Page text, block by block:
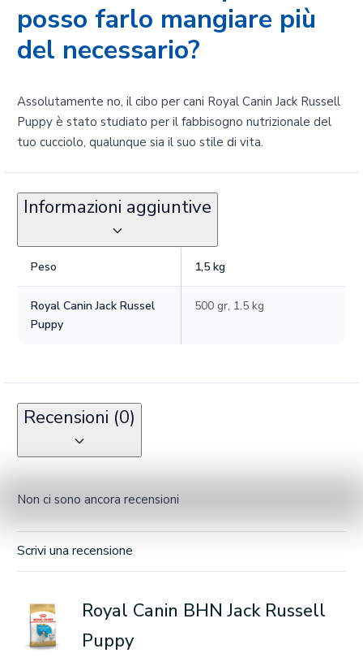
posso farlo mangiare più
del necessario?
Assolutamente no, il cibo per cani Royal Canin Jack Russell
Puppy è stato studiato per il fabbisogno nutrizionale del
tuo cucciolo, qualunque sia il suo stile di vita.
Informazioni aggiuntive
Peso 1,5 kg
Royal Canin Jack Russel
Puppy
500 gr, 1.5 kg
Recensioni (0)
Non ci sono ancora recensioni
Scrivi una recensione
Royal Canin BHN Jack Russell
Puppy